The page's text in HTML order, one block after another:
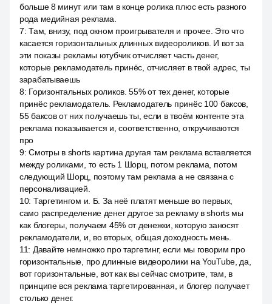
больше 8 минут или там в конце ролика плюс есть разного
рода медийная реклама.
7:Там, внизу, под окном проигрывателя и прочее. Это что
касается горизонтальных длинных видеороликов. И вот за
эти показы рекламы ютубчик отчисляет часть денег,
которые рекламодатель принёс, отчисляет в твой адрес, ты
зарабатываешь
8: Горизонтальных роликов. 55% от тех денег, которые
принёс рекламодатель. Рекламодатель принёс 100 баксов,
55 баксов от них получаешь ты, если в твоём контенте эта
реклама показывается и, соответственно, откручиваются
про
9:Смотры в shorts картина другая там реклама вставляется
между роликами, то есть 1 Шорц, потом реклама, потом
следующий Шорц, поэтому там реклама а не связана с
персонализацией.
10: Таргетингом и. Б. За неё платят меньше во первых,
само распределение денег другое за рекламу в shorts мы
как блогеры, получаем 45% от денежки, которую заносят
рекламодатели, и, во вторых, общая доходность мень.
11: Давайте немножко про таргетинг, если мы говорим про
горизонтальные, про длинные видеоролики на YouTube, да,
вот горизонтальные, вот как вы сейчас смотрите, там, в
принципе вся реклама таргетированная, и блогер получает
столько денег.